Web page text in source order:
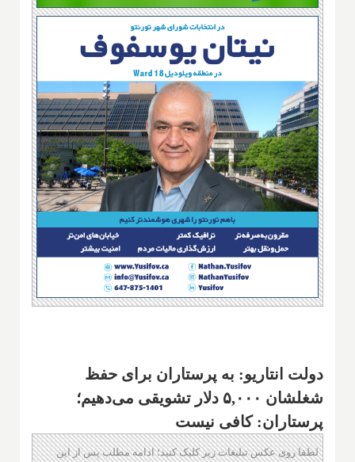
دولت انتاریو: به پرستاران برای حفظ
شغلشان ۵,۰۰۰ دلار تشویقی می‌دهیم؛
پرستاران: کافی نیست
لطفا روی عکس تبلیغات زیر کلیک کنید؛ ادامه مطلب پس از این